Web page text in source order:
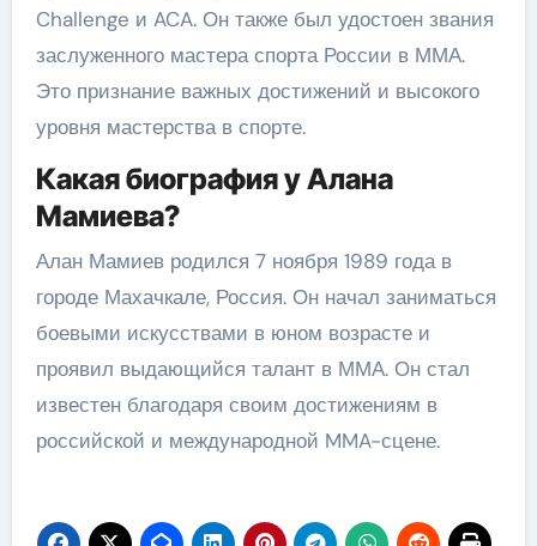
Challenge и ACA. Он также был удостоен звания
заслуженного мастера спорта России в ММА.
Это признание важных достижений и высокого
уровня мастерства в спорте.
Какая биография у Алана
Мамиева?
Алан Мамиев родился 7 ноября 1989 года в
городе Махачкале, Россия. Он начал заниматься
боевыми искусствами в юном возрасте и
проявил выдающийся талант в ММА. Он стал
известен благодаря своим достижениям в
российской и международной MMA-сцене.